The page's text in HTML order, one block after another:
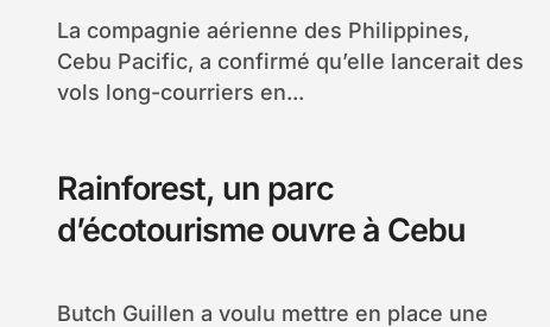
La compagnie aérienne des Philippines,
Cebu Pacific, a confirmé qu’elle lancerait des
vols long-courriers en...
Rainforest, un parc
d’écotourisme ouvre à Cebu
Butch Guillen a voulu mettre en place une